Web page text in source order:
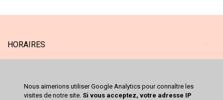
Nous aimerions utiliser Google Analytics pour connaître les
visites de notre site. Si vous acceptez, votre adresse IP
HORAIRES
SERVICES